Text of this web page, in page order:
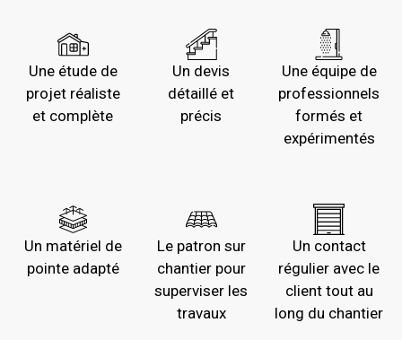
Une étude de
projet réaliste
et complète
Un devis
détaillé et
précis
Une équipe de
professionnels
formés et
expérimentés
Un matériel de
pointe adapté
Le patron sur
chantier pour
superviser les
travaux
Un contact
régulier avec le
client tout au
long du chantier